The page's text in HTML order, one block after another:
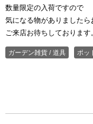
数量限定の入荷ですので
気になる物がありましたら
ご来店お待ちしております。
ガーデン雑貨 / 道具 ポッ